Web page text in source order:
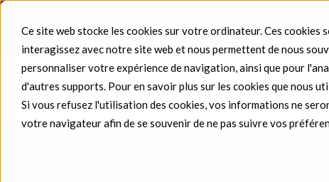
Ce site web stocke les cookies sur votre ordinateur. Ces
interagissez avec notre site web et nous permettent de nous
personnaliser votre expérience de navigation, ainsi que pour
d'autres supports. Pour en savoir plus sur les cookies que nous
Si vous refusez l'utilisation des cookies, vos informations ne
votre navigateur afin de se souvenir de ne pas suivre vos
Domaines de formation